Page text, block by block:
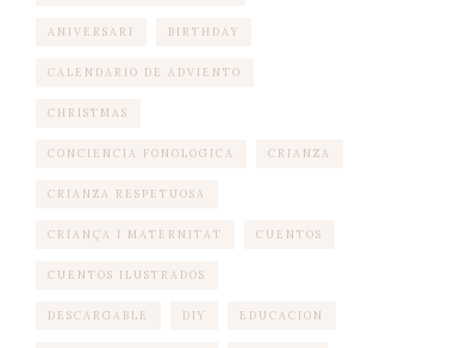
ANIVERSARI BIRTHDAY
CALENDARIO DE ADVIENTO
CHRISTMAS
CONCIENCIA FONOLOGICA CRIANZA
CRIANZA RESPETUOSA
CRIANÇA I MATERNITAT CUENTOS
CUENTOS ILUSTRADOS
DESCARGABLE DIY EDUCACION